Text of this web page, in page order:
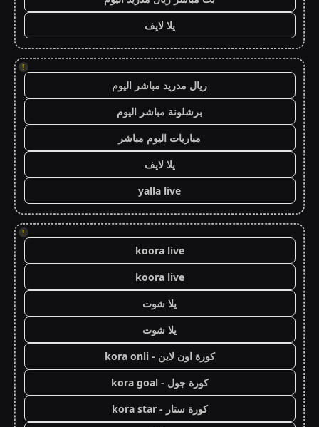
يلا لايف
!
ريال مدريد مباشر اليوم
برشلونة مباشر اليوم
مباريات اليوم مباشر
يلا لايف
yalla live
!
koora live
koora live
يلا شوت
يلا شوت
كورة اون لاين - kora onli
كورة جول - kora goal
كورة ستار - kora star